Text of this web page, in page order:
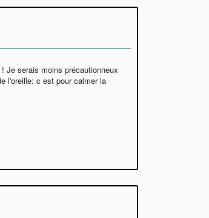
Je serais moins précautionneux
l'oreille: c est pour calmer la